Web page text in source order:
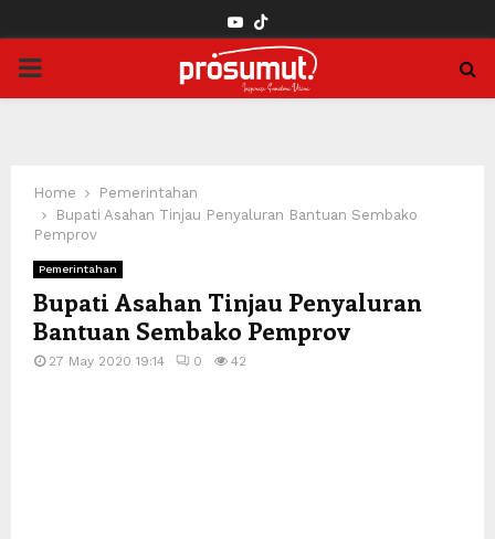
YOUTUBE
PRIMARY
Home
Pemerintahan
Bupati Asahan Tinjau Penyaluran Bantuan Sembako
Pemprov
Pemerintahan
Bupati Asahan Tinjau Penyaluran
Bantuan Sembako Pemprov
27 May 2020 19:14 0 42